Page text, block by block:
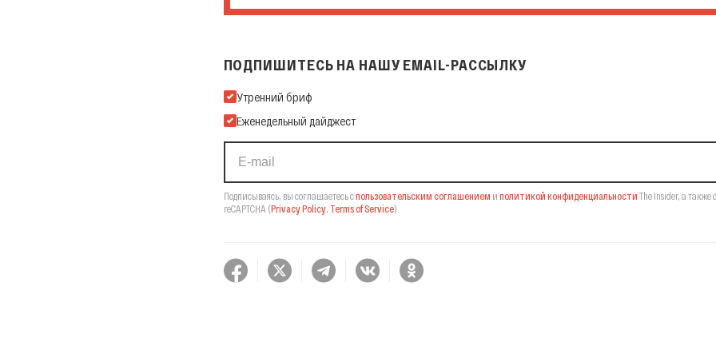
ПОДПИШИТЕСЬ НА НАШУ EMAIL-РАССЫЛКУ
Подпишитесь на нашу Email-рассылку
Утренний бриф
Еженедельный дайджест
Подписываясь, вы соглашаетесь спользовательским соглашением и политикой конфиденциальности The Insider, а также
reCAPTCHA (Privacy Policy, Terms of Service).